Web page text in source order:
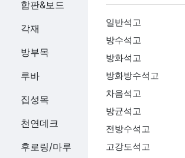
합판&보드
각재
방부목
루바
집성목
천연데크
후로링/마루
일반석고
방수석고
방화석고
방화방수석고
차음석고
방균석고
전방수석고
고강도석고